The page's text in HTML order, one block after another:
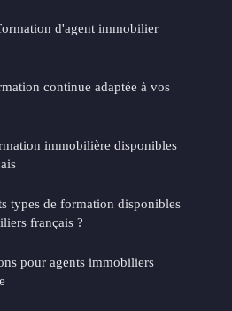
d'agent immobilier
continue adaptée à vos
immobilière disponibles
types de formation disponibles
français ?
pour agents immobiliers